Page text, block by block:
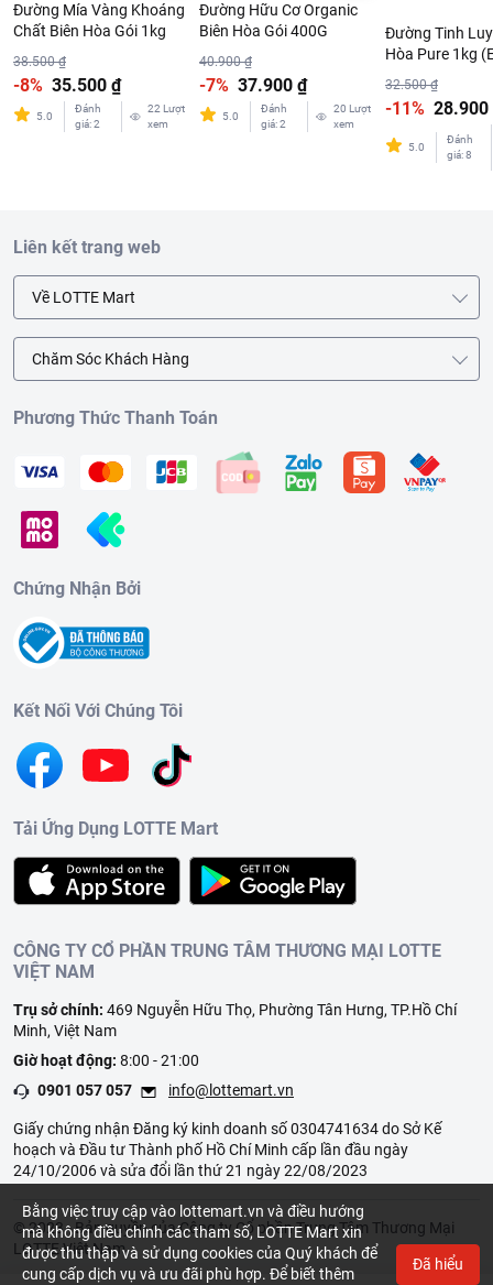
Đường Mía Vàng Khoáng
Chất Biên Hòa Gói 1kg
38.500 ₫
-8% 35.500 ₫
5.0
Đánh
giá:2
22 Lượt
xem
Đường Hữu Cơ Organic
Biên Hòa Gói 400G
40.900 ₫
-7% 37.900 ₫
5.0
Đánh
giá:2
20 Lượt
xem
Đường Tinh
Hòa Pure 1kg
32.500 ₫
-11% 28.900
5.0
Đánh
giá:8
Liên kết trang web
Về LOTTE Mart
Chăm Sóc Khách Hàng
Phương Thức Thanh Toán
Chứng Nhận Bởi
Kết Nối Với Chúng Tôi
Tải Ứng Dụng LOTTE Mart
CÔNG TY CỔ PHẦN TRUNG TÂM THƯƠNG MẠI LOTTE
VIỆT NAM
Trụ sở chính: 469 Nguyễn Hữu Thọ, Phường Tân Hưng, TP.Hồ Chí
Minh, Việt Nam
Giờ hoạt động: 8:00 - 21:00
0901 057 057
info@lottemart.vn
Giấy chứng nhận Đăng ký kinh doanh số 0304741634 do Sở Kế
hoạch và Đầu tư Thành phố Hồ Chí Minh cấp lần đầu ngày
24/10/2006 và sửa đổi lần thứ 21 ngày 22/08/2023
© 2023 - Bản quyền của Công ty Cổ phần Trung Tâm Thương Mại
LOTTE Việt Nam
Bằng việc truy cập vào lottemart.vn và điều hướng
mà không điều chỉnh các tham số, LOTTE Mart xin
được thu thập và sử dụng cookies của Quý khách để
cung cấp dịch vụ và ưu đãi phù hợp. Để biết thêm
Đã hiểu